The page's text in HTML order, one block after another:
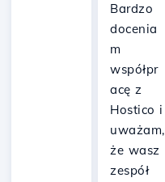
Bardzo
docenia
m
współpr
acę z
Hostico i
uważam,
że wasz
zespół